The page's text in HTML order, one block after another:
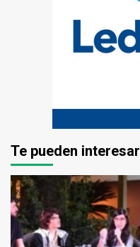
Te pueden interesar